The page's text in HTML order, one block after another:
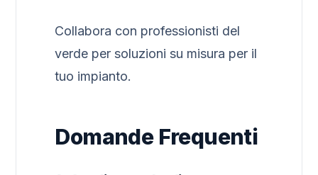
Collabora con professionisti del
verde per soluzioni su misura per il
tuo impianto.
Domande Frequenti